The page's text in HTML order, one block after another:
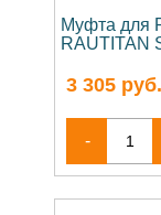
Муфта для
RAUTITAN
3 305 руб.
-